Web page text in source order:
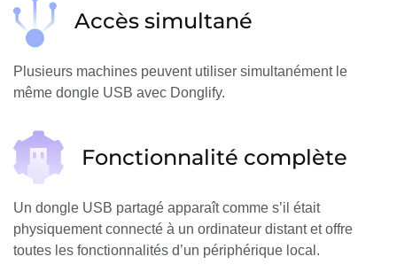
Accès simultané
Plusieurs machines peuvent utiliser simultanément le
même dongle USB avec Donglify.
Fonctionnalité complète
Un dongle USB partagé apparaît comme s’il était
physiquement connecté à un ordinateur distant et offre
toutes les fonctionnalités d’un périphérique local.